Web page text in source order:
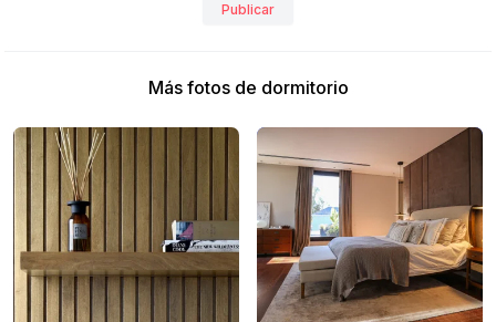
Publicar
Más fotos de dormitorio